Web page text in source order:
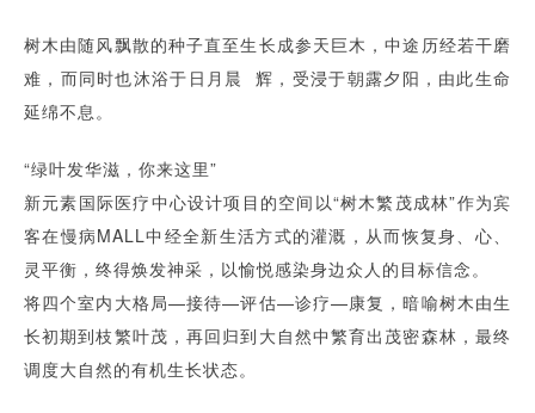
树木由随风飘散的种子直至生长成参天巨木，中途历经若干磨
难，而同时也沐浴于日月晨 辉，受浸于朝露夕阳，由此生命
延绵不息。
“绿叶发华滋，你来这里”
新元素国际医疗中心设计项目的空间以“树木繁茂成林”作为宾
客在慢病MALL中经全新生活方式的灌溉，从而恢复身、心、
灵平衡，终得焕发神采，以愉悦感染身边众人的目标信念。
将四个室内大格局—接待—评估—诊疗—康复，暗喻树木由生
长初期到枝繁叶茂，再回归到大自然中繁育出茂密森林，最终
调度大自然的有机生长状态。